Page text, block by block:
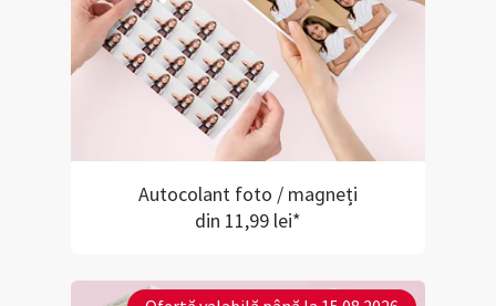
Autocolant foto / magneți
din 11,99 lei*